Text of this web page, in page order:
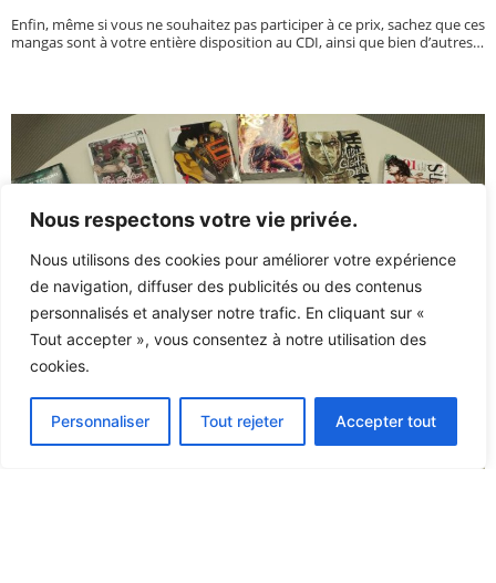
Nous respectons votre vie privée.
Nous utilisons des cookies pour améliorer votre expérience
de navigation, diffuser des publicités ou des contenus
personnalisés et analyser notre trafic. En cliquant sur «
Tout accepter », vous consentez à notre utilisation des
cookies.
Personnaliser Tout rejeter Accepter tout
Enfin, même si vous ne souhaitez pas participer à ce prix, sachez que ces
mangas sont à votre entière disposition au CDI, ainsi que bien d’autres…